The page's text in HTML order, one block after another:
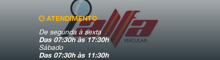
ATENDIMENTO
De segunda à sexta
Das 07:30h às 17:30h
Sábado
Das 07:30h às 11:30h